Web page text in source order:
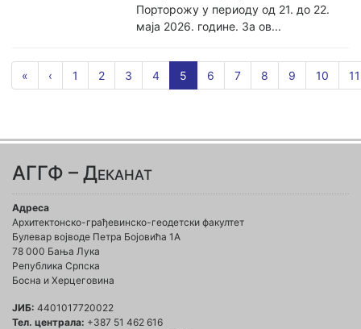
Порторожу у периоду од 21. до 22.
маја 2026. године. За ов...
« ‹ 1 2 3 4 5 6 7 8 9 10 11
АГГФ – Деканат
Адреса
Архитектонско-грађевинско-геодетски факултет
Булевар војводе Петра Бојовића 1A
78 000 Бања Лука
Република Српска
Босна и Херцеговина
ЈИБ: 4401017720022
Тел. централа: +387 51 462 616